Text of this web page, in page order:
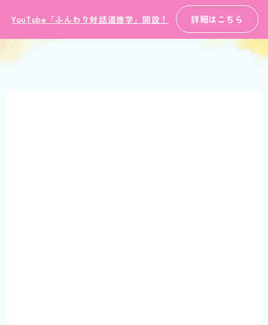
YouTube「ふんわり対話道徳学」開設！ 詳細はこちら